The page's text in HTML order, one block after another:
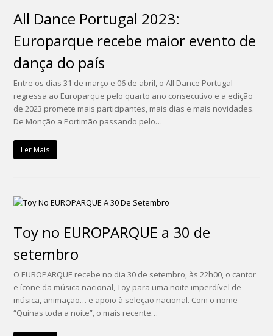
All Dance Portugal 2023:
Europarque recebe maior evento de
dança do país
Entre os dias 31 de março e 06 de abril, o All Dance Portugal
regressa ao Europarque pelo quarto ano consecutivo e a edição
de 2023 promete mais participantes, mais dias e mais novidades.
De Monção a Portimão passando pelo…
Ler Mais
Toy no EUROPARQUE a 30 de
setembro
O EUROPARQUE recebe no dia 30 de setembro, às 22h00, o cantor
e ícone da música nacional, Toy para uma noite imperdível de
música, animação… e apoio à seleção nacional. Com o nome
“Quinas toda a noite”, o mais recente…